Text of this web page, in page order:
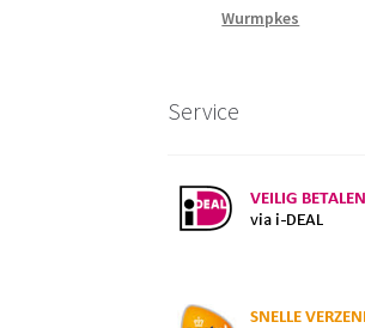
Wurmpkes
Service